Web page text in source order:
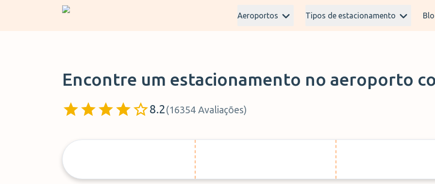
Aeroportos Tipos de estacionamento
Encontre um estacionamento no aeroporto
8.2(16354 Avaliações)